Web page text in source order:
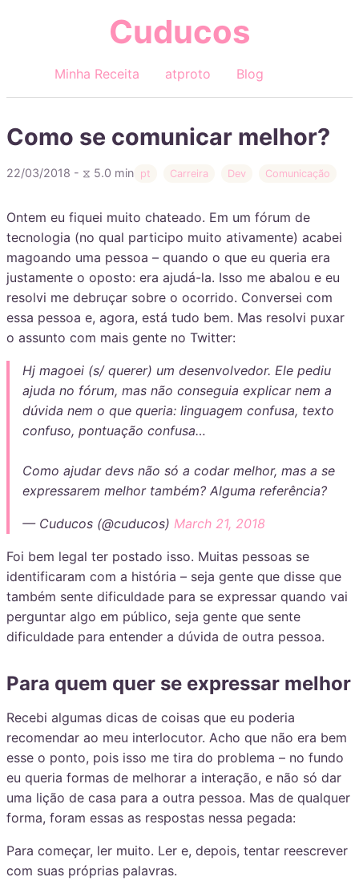
Cuducos
Minha Receita atproto Blog
Como se comunicar melhor?
22/03/2018 - ⧖ 5.0 min pt Carreira Dev Comunicação
Ontem eu fiquei muito chateado. Em um fórum de
tecnologia (no qual participo muito ativamente) acabei
magoando uma pessoa – quando o que eu queria era
justamente o oposto: era ajudá-la. Isso me abalou e eu
resolvi me debruçar sobre o ocorrido. Conversei com
essa pessoa e, agora, está tudo bem. Mas resolvi puxar
o assunto com mais gente no Twitter:
Hj magoei (s/ querer) um desenvolvedor. Ele pediu
ajuda no fórum, mas não conseguia explicar nem a
dúvida nem o que queria: linguagem confusa, texto
confuso, pontuação confusa…
Como ajudar devs não só a codar melhor, mas a se
expressarem melhor também? Alguma referência?
— Cuducos (@cuducos) March 21, 2018
Foi bem legal ter postado isso. Muitas pessoas se
identificaram com a história – seja gente que disse que
também sente dificuldade para se expressar quando vai
perguntar algo em público, seja gente que sente
dificuldade para entender a dúvida de outra pessoa.
Para quem quer se expressar melhor
Recebi algumas dicas de coisas que eu poderia
recomendar ao meu interlocutor. Acho que não era bem
esse o ponto, pois isso me tira do problema – no fundo
eu queria formas de melhorar a interação, e não só dar
uma lição de casa para a outra pessoa. Mas de qualquer
forma, foram essas as respostas nessa pegada:
Para começar, ler muito. Ler e, depois, tentar reescrever
com suas próprias palavras.